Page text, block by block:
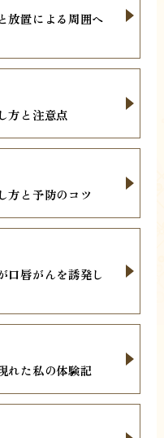
放置による周囲へ
方と注意点
方と予防のコツ
口唇がんを誘発し
れた私の体験記